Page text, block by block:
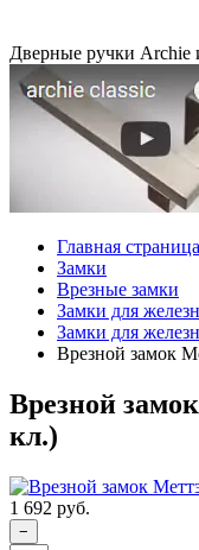
Дверные ручки Archie
Главная страница
Замки
Врезные замки
Замки для
Замки для
Врезной замок
Врезной
кл.)
1 692 руб.
−